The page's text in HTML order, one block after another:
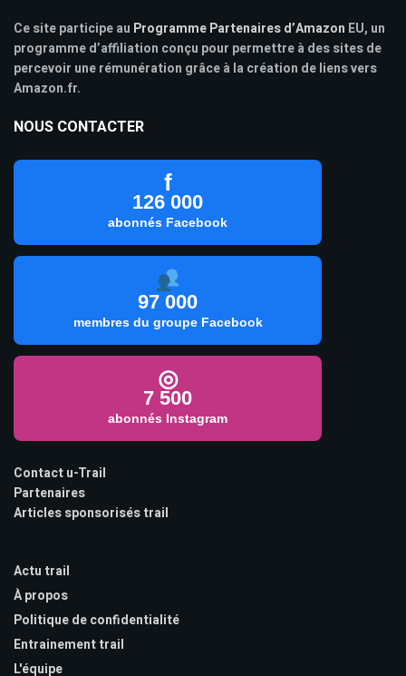
Ce site participe au Programme Partenaires d’Amazon EU, un
programme d’affiliation conçu pour permettre à des sites de
percevoir une rémunération grâce à la création de liens vers
Amazon.fr.
NOUS CONTACTER
f
126 000
abonnés Facebook
97 000
membres du groupe Facebook
◎
7 500
abonnés Instagram
Contact u-Trail
Partenaires
Articles sponsorisés trail
Actu trail
À propos
Politique de confidentialité
Entrainement trail
L'équipe